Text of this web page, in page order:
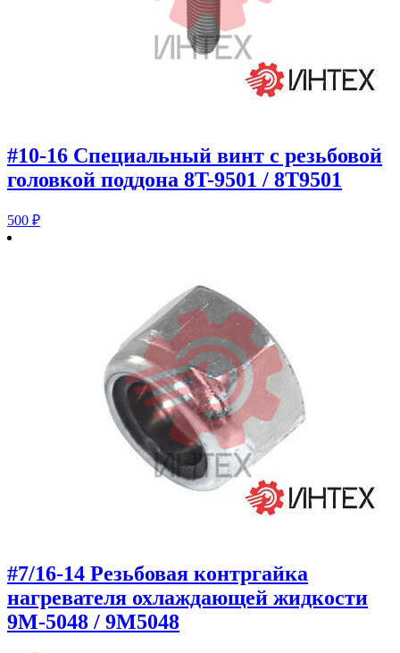
#10-16 Специальный винт с резьбовой
головкой поддона 8T-9501 / 8T9501
500 ₽
#7/16-14 Резьбовая контргайка
нагревателя охлаждающей жидкости
9M-5048 / 9M5048